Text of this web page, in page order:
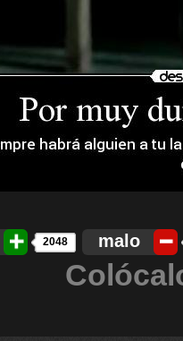
2048 malo